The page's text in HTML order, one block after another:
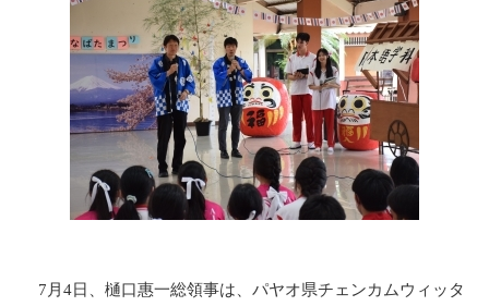
​ 7月4日、樋口惠一総領事は、パヤオ県チェンカムウィッタ